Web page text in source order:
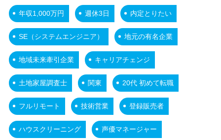
年収1,000万円 週休3日 内定とりたい
SE（システムエンジニア） 地元の有名企業
地域未来牽引企業 キャリアチェンジ
土地家屋調査士 関東 20代 初めて転職
フルリモート 技術営業 登録販売者
ハウスクリーニング 声優マネージャー